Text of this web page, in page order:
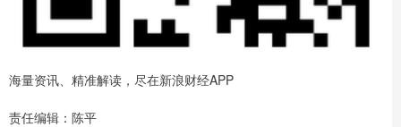
海量资讯、精准解读，尽在新浪财经APP
责任编辑：陈平